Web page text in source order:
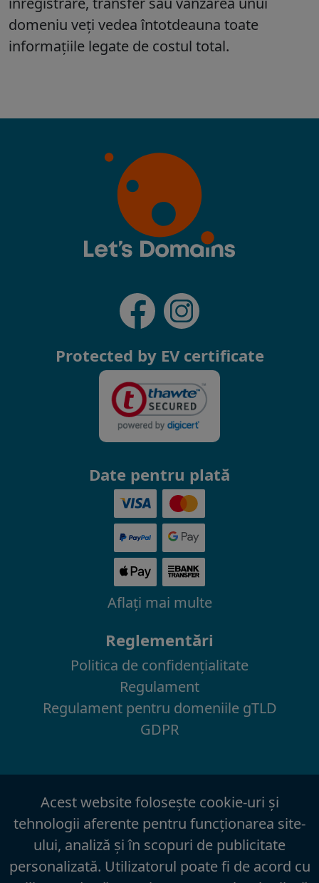
Protected by EV certificate
Date pentru plată
Aflaţi mai multe
Reglementări
Politica de confidenţialitate
Regulament
Regulament pentru domeniile gTLD
GDPR
Acest website foloseşte cookie-uri şi
tehnologii aferente pentru funcţionarea site-
ului, analiză şi în scopuri de publicitate
personalizată. Utilizatorul poate fi de acord cu